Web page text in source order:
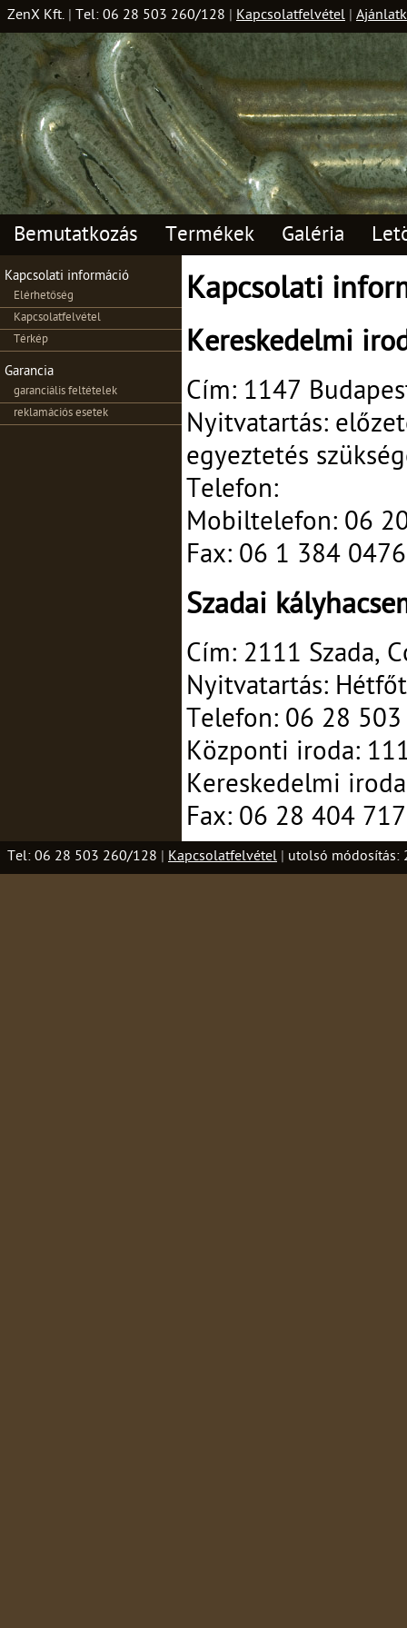
ZenX Kft. Tel: 06 28 503 260/128 Kapcsolatfelvétel
Bemutatkozás Termékek Galéria
Kapcsolati információ
Elérhetőség
Kapcsolatfelvétel
Térkép
Garancia
garanciális feltételek
reklamációs esetek
Kapcsolati
Kereskedelmi
Cím: 1147
Nyitvatartás:
egyeztetés
Telefon:
Mobiltelefon: 06
Fax: 06 1 384 0476
Szadai
Cím: 2111 Szada,
Nyitvatartás:
Telefon: 06 28
Központi iroda:
Kereskedelmi
Fax: 06 28 404 717
Tel: 06 28 503 260/128 Kapcsolatfelvétel utolsó módosítás: